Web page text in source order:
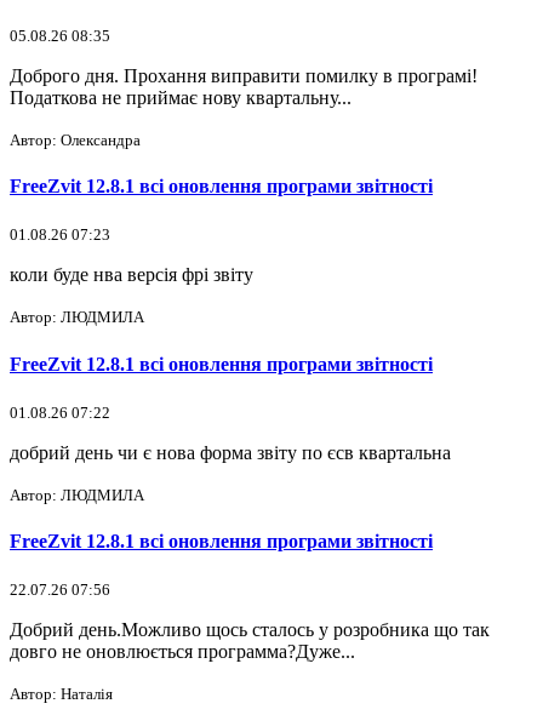
05.08.26 08:35
Доброго дня. Прохання виправити помилку в програмі!
Податкова не приймає нову квартальну...
Автор: Олександра
FreeZvit 12.8.1 всі оновлення програми звітності
01.08.26 07:23
коли буде нва версія фрі звіту
Автор: ЛЮДМИЛА
FreeZvit 12.8.1 всі оновлення програми звітності
01.08.26 07:22
добрий день чи є нова форма звіту по єсв квартальна
Автор: ЛЮДМИЛА
FreeZvit 12.8.1 всі оновлення програми звітності
22.07.26 07:56
Добрий день.Можливо щось сталось у розробника що так
довго не оновлюється программа?Дуже...
Автор: Наталія